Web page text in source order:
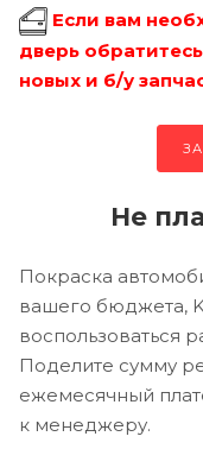
Если вам
дверь
новых и б/у
Не
Покраска
вашего бюджета,
воспользоваться
Поделите сумму
ежемесячный
к менеджеру.